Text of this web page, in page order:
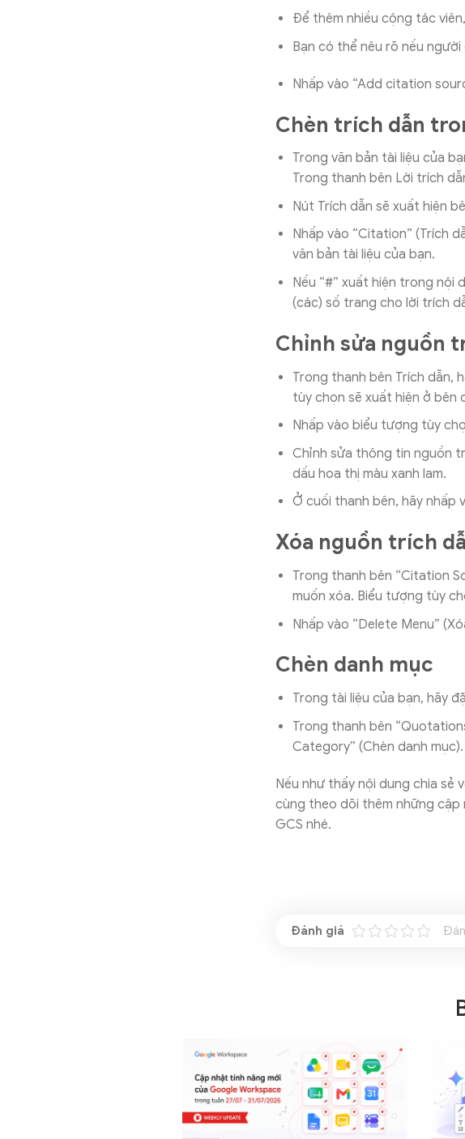
Để thêm nhiều cộng tác
Bạn có thể nêu rõ nếu
Nhấp vào “Add citation
Chèn trích dẫn
Trong văn bản tài liệu của
Trong thanh bên Lời trích
Nút Trích dẫn sẽ xuất hiện
Nhấp vào “Citation” (Trích
văn bản tài liệu của bạn.
Nếu “#” xuất hiện trong nội
(các) số trang cho lời trích
Chỉnh sửa nguồn
Trong thanh bên Trích dẫn,
tùy chọn sẽ xuất hiện ở bên
Nhấp vào biểu tượng tùy
Chỉnh sửa thông tin nguồn
dấu hoa thị màu xanh lam.
Ở cuối thanh bên, hãy nhấp
Xóa nguồn trích
Trong thanh bên “Citation
muốn xóa. Biểu tượng tùy
Nhấp vào “Delete Menu”
Chèn danh mục
Trong tài liệu của bạn, hãy
Trong thanh bên
Category” (Chèn danh
Nếu như thấy nội dung chia sẻ
cùng theo dõi thêm những
GCS nhé.